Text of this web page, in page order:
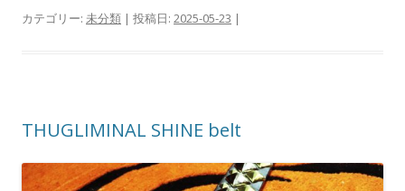
カテゴリー: 未分類 | 投稿日: 2025-05-23 |
THUGLIMINAL SHINE belt